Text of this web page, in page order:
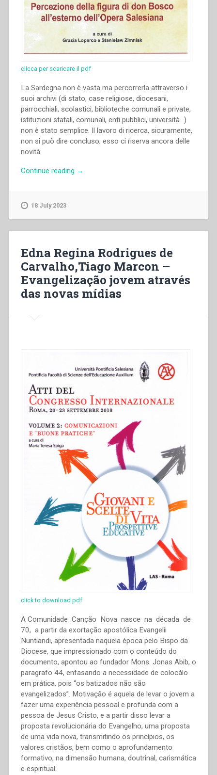
clicca per scaricare il pdf
La Sardegna non è vasta ma percorrerla attraverso i
suoi archivi (di stato, case religiose, diocesani,
parrocchiali, scolastici, biblioteche comunali e private,
istituzioni statali, comunali, enti pubblici, università…)
non è stato semplice. Il lavoro di ricerca, sicuramente,
non si può dire concluso; esso ci riserva ancora delle
novità.
Continue reading “Angelo
Bosco
in
terra
Sardegna”
Bosco
dell’Opera
Salesiana
1879
al
1965””
→
18 July 2023
Edna Regina Rodrigues de
Carvalho,Tiago Marcon –
Evangelização jovem através
das novas mídias
click to download pdf
A Comunidade Canção Nova nasce na década de
70, a partir da exortação apostólica Evangelii
Nuntiandi, apresentada naquela época pelo Bispo da
Diocese, que impressionado com o conteúdo do
documento, apontou ao fundador Mons. Jonas Abib, o
paragrafo 44, enfasando a necessidade de colocálo
em prática, pois “os batizados não são
evangelizados”. Motivação é aquela de levar o jovem a
fazer uma experiência pessoal e profunda com a
pessoa de Jesus Cristo, e a partir disso levar a
proposta revolucionária do Evangelho, uma proposta
de uma vida nova, transmitindo os princípios, os
valores cristãos, bem como o aprofundamento
formativo, na dimensão humana, doutrinal, carismática
e espiritual.